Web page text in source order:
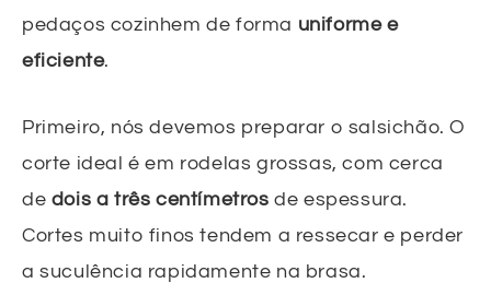
pedaços cozinhem de forma uniforme e
eficiente.
Primeiro, nós devemos preparar o salsichão. O
corte ideal é em rodelas grossas, com cerca
de dois a três centímetros de espessura.
Cortes muito finos tendem a ressecar e perder
a suculência rapidamente na brasa.